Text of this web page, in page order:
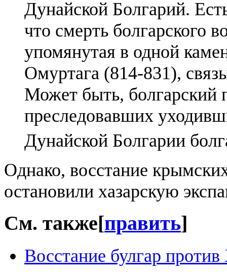
Дунайской Болгарий.
что смерть болгарского
упомянутая в одной
Омуртага (814-831),
Может быть, болгарский
преследовавших
Дунайской Болгарии
Однако, восстание
остановили хазарскую
См. также [править]
Восстание булгар